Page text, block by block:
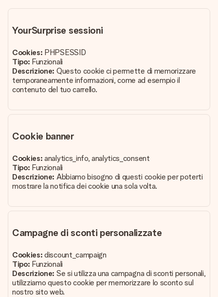
YourSurprise sessioni
Cookies: PHPSESSID
Tipo: Funzionali
Descrizione: Questo cookie ci permette di memorizzare
temporaneamente informazioni, come ad esempio il
contenuto del tuo carrello.
Cookie banner
Cookies: analytics_info, analytics_consent
Tipo: Funzionali
Descrizione: Abbiamo bisogno di questi cookie per poterti
mostrare la notifica dei cookie una sola volta.
Campagne di sconti personalizzate
Cookies: discount_campaign
Tipo: Funzionali
Descrizione: Se si utilizza una campagna di sconti personali,
utilizziamo questo cookie per memorizzare lo sconto sul
nostro sito web.